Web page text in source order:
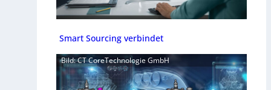
Smart Sourcing verbindet
Bild: CT CoreTechnologie GmbH